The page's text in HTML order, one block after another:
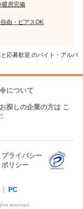
暖房完備
由・ピアスOK
応募歓迎 のバイト・アルバ
について
探しの企業の方は こ
プライバシー
ポリシー
| PC
reserved.